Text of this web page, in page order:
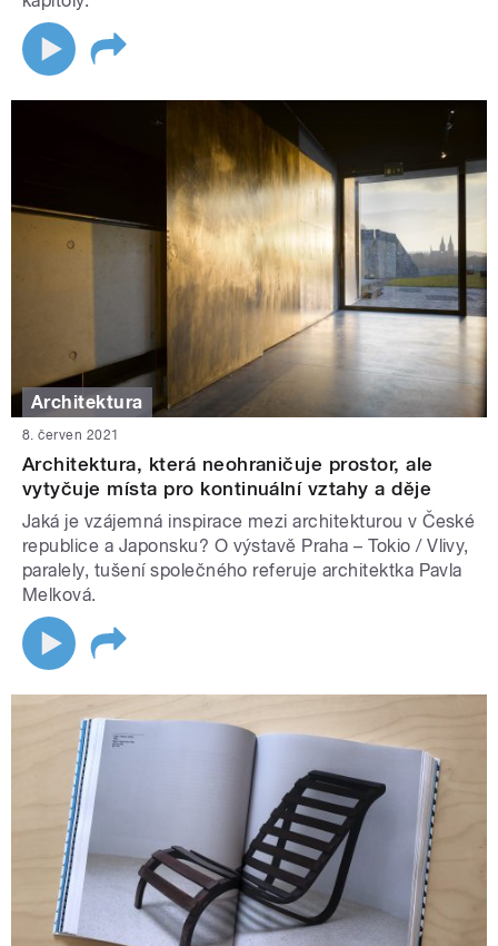
Architektura
8. červen 2021
Architektura, která neohraničuje prostor, ale
vytyčuje místa pro kontinuální vztahy a děje
Jaká je vzájemná inspirace mezi architekturou v České
republice a Japonsku? O výstavě Praha – Tokio / Vlivy,
paralely, tušení společného referuje architektka Pavla
Melková.